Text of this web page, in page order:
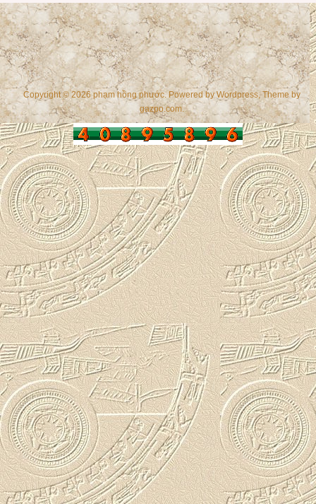
Copyright © 2026 phạm hồng phước. Powered byWordpress, Theme by
gazpo.com.